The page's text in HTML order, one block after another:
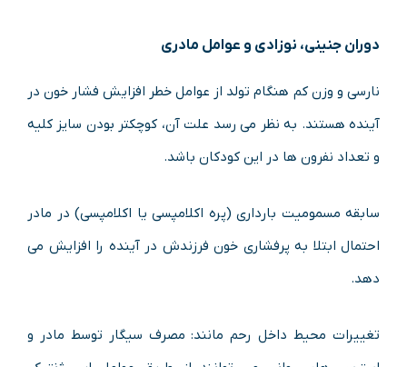
دوران جنینی، نوزادی و عوامل مادری
نارسی و وزن کم هنگام تولد از عوامل خطر افزایش فشار خون در
آینده هستند. به نظر می رسد علت آن، کوچکتر بودن سایز کلیه
و تعداد نفرون ها در این کودکان باشد.
سابقه مسمومیت بارداری (پره اکلامپسی یا اکلامپسی) در مادر
احتمال ابتلا به پرفشاری خون فرزندش در آینده را افزایش می
دهد.
تغییرات محیط داخل رحم مانند: مصرف سیگار توسط مادر و